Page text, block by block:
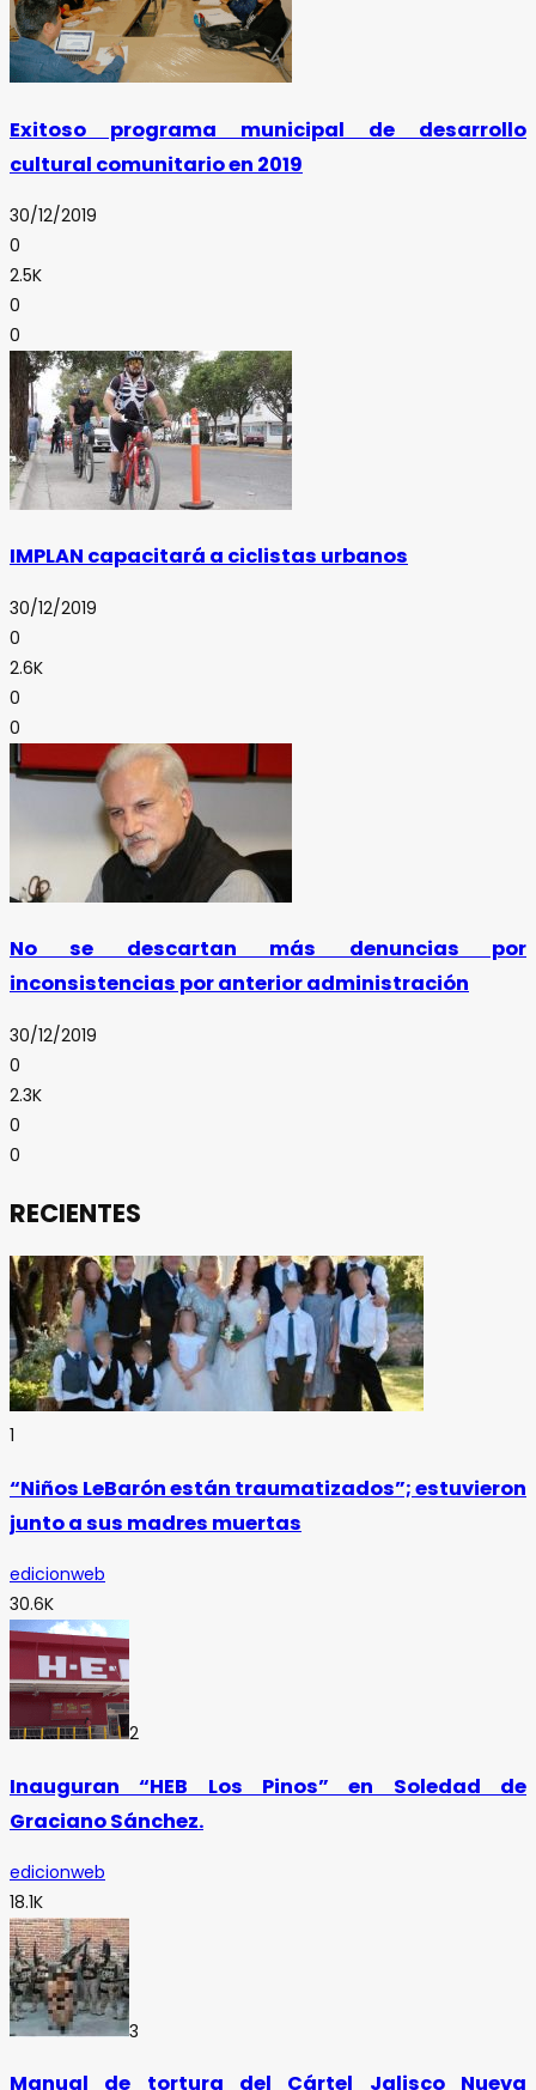
Exitoso programa municipal de desarrollo
cultural comunitario en 2019
30/12/2019
0
2.5K
0
0
IMPLAN capacitará a ciclistas urbanos
30/12/2019
0
2.6K
0
0
No se descartan más denuncias por
inconsistencias por anterior administración
30/12/2019
0
2.3K
0
0
RECIENTES
1
“Niños LeBarón están traumatizados”; estuvieron
junto a sus madres muertas
edicionweb
30.6K
2
Inauguran “HEB Los Pinos” en Soledad de
Graciano Sánchez.
edicionweb
18.1K
3
Manual de tortura del Cártel Jalisco Nueva